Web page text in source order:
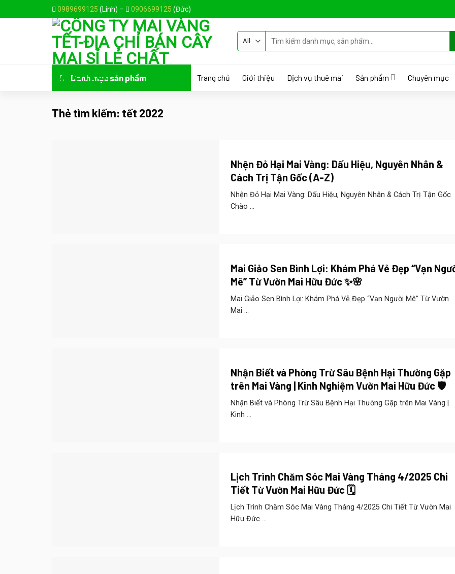
to
0989699125 (Linh) – 0906699125 (Đức)
kiếm:
Danh mục sản phẩm Trang chủ Giới thiệu Dịch vụ thuê mai Sản phẩm Chuyên mục
Thẻ tìm kiếm: tết 2022
Nhện Đỏ Hại Mai Vàng: Dấu Hiệu, Nguyên Nhân &
Cách Trị Tận Gốc (A-Z)
Nhện Đỏ Hại Mai Vàng: Dấu Hiệu, Nguyên Nhân & Cách Trị Tận Gốc
Chào ...
Mai Giảo Sen Bình Lợi: Khám Phá Vẻ Đẹp “Vạn
Mê” Từ Vườn Mai Hữu Đức ✨🌸
Mai Giảo Sen Bình Lợi: Khám Phá Vẻ Đẹp “Vạn Người Mê” Từ Vườn
Mai ...
Nhận Biết và Phòng Trừ Sâu Bệnh Hại Thường Gặp
trên Mai Vàng | Kinh Nghiệm Vườn Mai Hữu Đức 🛡️
Nhận Biết và Phòng Trừ Sâu Bệnh Hại Thường Gặp trên Mai Vàng |
Kinh ...
Lịch Trình Chăm Sóc Mai Vàng Tháng 4/2025 Chi
Tiết Từ Vườn Mai Hữu Đức 🗓️
Lịch Trình Chăm Sóc Mai Vàng Tháng 4/2025 Chi Tiết Từ Vườn Mai
Hữu Đức ...